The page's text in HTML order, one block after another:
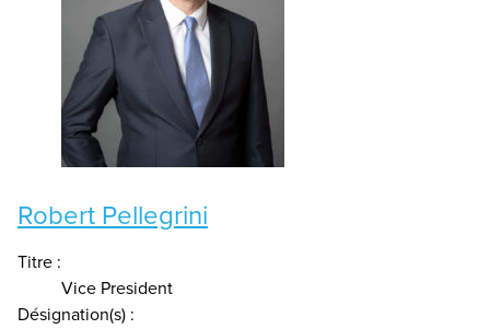
Robert Pellegrini
Titre :
Vice President
Désignation(s) :